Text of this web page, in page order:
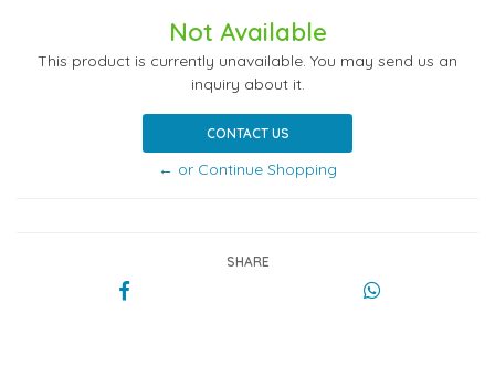
Not Available
This product is currently unavailable. You may send us an
inquiry about it.
CONTACT US
← or Continue Shopping
SHARE